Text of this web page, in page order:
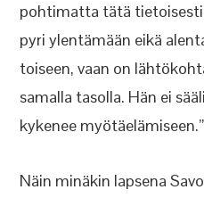
pohtimatta tätä
pyri ylentämään eikä
toiseen, vaan on
samalla tasolla. Hän ei
kykenee myötäelämiseen.”
Näin minäkin lapsena